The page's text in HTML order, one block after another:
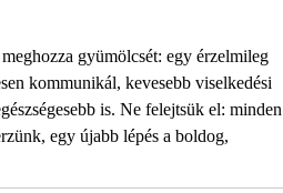
gyümölcsét: egy érzelmileg
kommunikál, kevesebb viselkedési
is. Ne felejtsük el: minden
egy újabb lépés a boldog,